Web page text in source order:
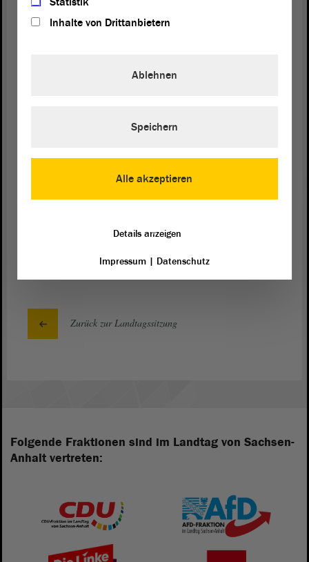
wirklich für moderne Bildung.
bildungswissenschaftlichen Erkenntnissen und
sie fit macht, die Führungskräfte,
Köchinnen oder Pflegerinnen von morgen zu
Zurück zur Landtagssitzung
Folgende Fraktionen sind im Landtag von Sachsen-
Anhalt vertreten:
Inhalte von Drittanbietern
Alle akzeptieren
Ablehnen
Speichern
Details anzeigen
Impressum| Datenschutz